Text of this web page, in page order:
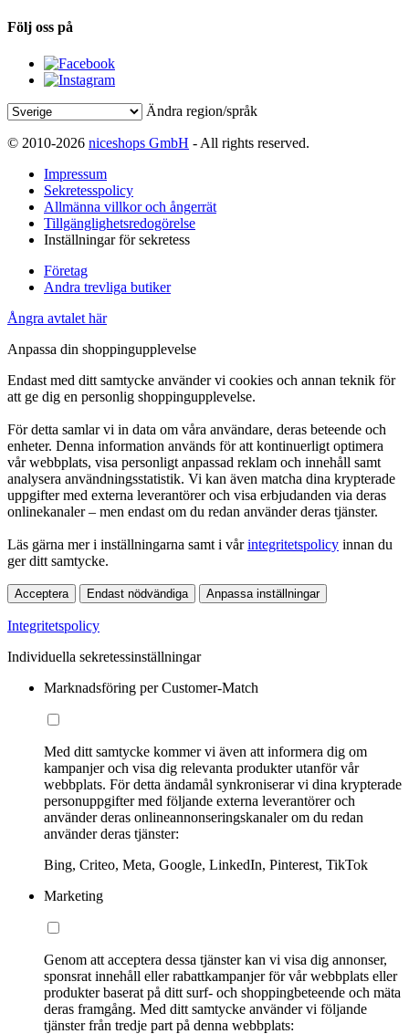
Följ oss på
Ändra region/språk
© 2010-2026 niceshops GmbH - All rights reserved.
Impressum
Sekretesspolicy
Allmänna villkor och ångerrät
Tillgänglighetsredogörelse
Inställningar för sekretess
Företag
Andra trevliga butiker
Ångra avtalet här
Anpassa din shoppingupplevelse
Endast med ditt samtycke använder vi cookies och annan teknik för
att ge dig en personlig shoppingupplevelse.
För detta samlar vi in data om våra användare, deras beteende och
enheter. Denna information används för att kontinuerligt optimera
vår webbplats, visa personligt anpassad reklam och innehåll samt
analysera användningsstatistik. Vi kan även matcha dina krypterade
uppgifter med externa leverantörer och visa erbjudanden via deras
onlinekanaler – men endast om du redan använder deras tjänster.
Läs gärna mer i inställningarna samt i vårintegritetspolicy innan du
ger ditt samtycke.
Acceptera Endast nödvändiga Anpassa inställningar
Integritetspolicy
Individuella sekretessinställningar
Marknadsföring per Customer-Match
Med ditt samtycke kommer vi även att informera dig om
kampanjer och visa dig relevanta produkter utanför vår
webbplats. För detta ändamål synkroniserar vi dina krypterade
personuppgifter med följande externa leverantörer och
använder deras onlineannonseringskanaler om du redan
använder deras tjänster:
Bing, Criteo, Meta, Google, LinkedIn, Pinterest, TikTok
Marketing
Genom att acceptera dessa tjänster kan vi visa dig annonser,
sponsrat innehåll eller rabattkampanjer för vår webbplats eller
produkter baserat på ditt surf- och shoppingbeteende och mäta
deras framgång. Med ditt samtycke använder vi följande
tjänster från tredje part på denna webbplats: